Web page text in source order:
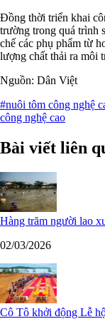
Đồng thời triển khai
trường trong quá trình
chế các phụ phẩm từ
lượng chất thải ra môi
Nguồn: Dân Việt
#nuôi tôm công nghệ
công nghệ cao
Bài viết liên
Hàng trăm người lao
02/03/2026
Cô Tô khởi động Lễ